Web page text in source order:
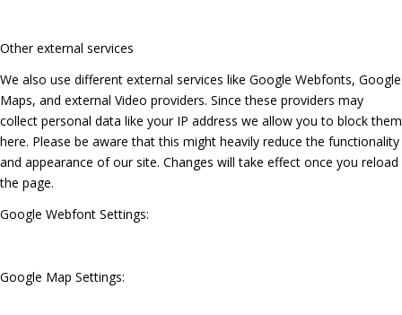
Other external services
We also use different external services like Google Webfonts, Google
Maps, and external Video providers. Since these providers may
collect personal data like your IP address we allow you to block them
here. Please be aware that this might heavily reduce the functionality
and appearance of our site. Changes will take effect once you reload
the page.
Google Webfont Settings:
Google Map Settings: